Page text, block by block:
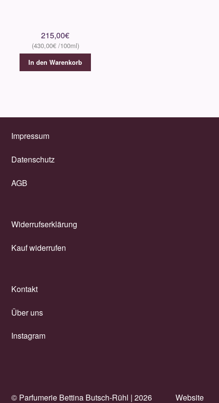
215,00€
430,00€
In den Warenkorb
Impressum
Datenschutz
AGB
Widerrufserklärung
Kauf widerrufen
Kontakt
Über uns
Instagram
© Parfumerie Bettina Butsch-Rühl | 2026 Website